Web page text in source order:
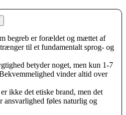
begreb er forældet og mættet af
til et fundamentalt sprog- og
betyder noget, men kun 1-7
vinder altid over
ikke det etiske brand, men det
ansvarlighed føles naturlig og